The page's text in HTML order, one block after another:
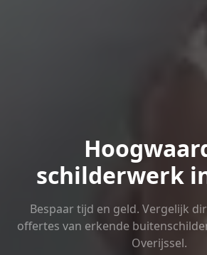
schilderwerk
Bespaar tijd en geld. Vergelijk
offertes van erkende
Overijssel.